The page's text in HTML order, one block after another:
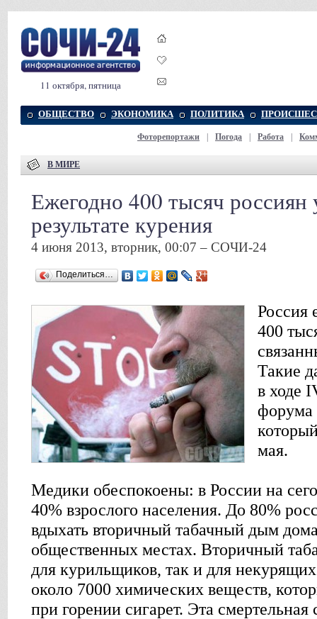
11 октября, пятница
ОБЩЕСТВО ЭКОНОМИКА ПОЛИТИКА
Фоторепортажи Погода Работа
В МИРЕ
Ежегодно 400 тысяч
результате курения
4 июня 2013, вторник, 00:07 – СОЧИ-24
Поделиться…
Россия
400
Такие
в ходе
форума
мая.
Медики обеспокоены: в России на
40% взрослого населения. До 80%
вдыхать вторичный табачный дым
общественных местах. Вторичный
для курильщиков, так и для
около 7000 химических веществ,
при горении сигарет. Эта